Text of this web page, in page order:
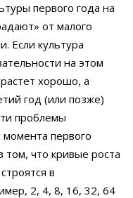
первого года на
от малого
Если культура
на этом
хорошо, а
год (или позже)
проблемы
первого
том, что кривые роста
в
2, 4, 8, 16, 32, 64